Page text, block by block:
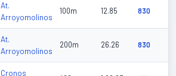
At.
Arroyomolinos
100m 12.85 830
At.
Arroyomolinos
200m 26.26 830
Cronos